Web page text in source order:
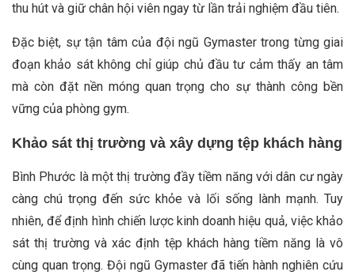
thu hút và giữ chân hội viên ngay từ lần trải nghiệm đầu tiên.
Đặc biệt, sự tận tâm của đội ngũ Gymaster trong từng giai
đoạn khảo sát không chỉ giúp chủ đầu tư cảm thấy an tâm
mà còn đặt nền móng quan trọng cho sự thành công bền
vững của phòng gym.
Khảo sát thị trường và xây dựng tệp khách hàng
Bình Phước là một thị trường đầy tiềm năng với dân cư ngày
càng chú trọng đến sức khỏe và lối sống lành mạnh. Tuy
nhiên, để định hình chiến lược kinh doanh hiệu quả, việc khảo
sát thị trường và xác định tệp khách hàng tiềm năng là vô
cùng quan trọng. Đội ngũ Gymaster đã tiến hành nghiên cứu